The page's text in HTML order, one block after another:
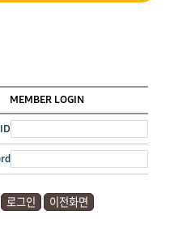
MEMBER LOGIN